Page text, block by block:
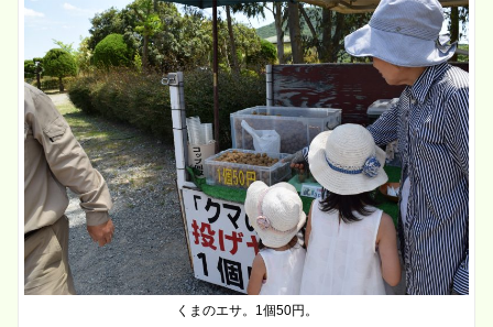
くまのエサ。1個50円。